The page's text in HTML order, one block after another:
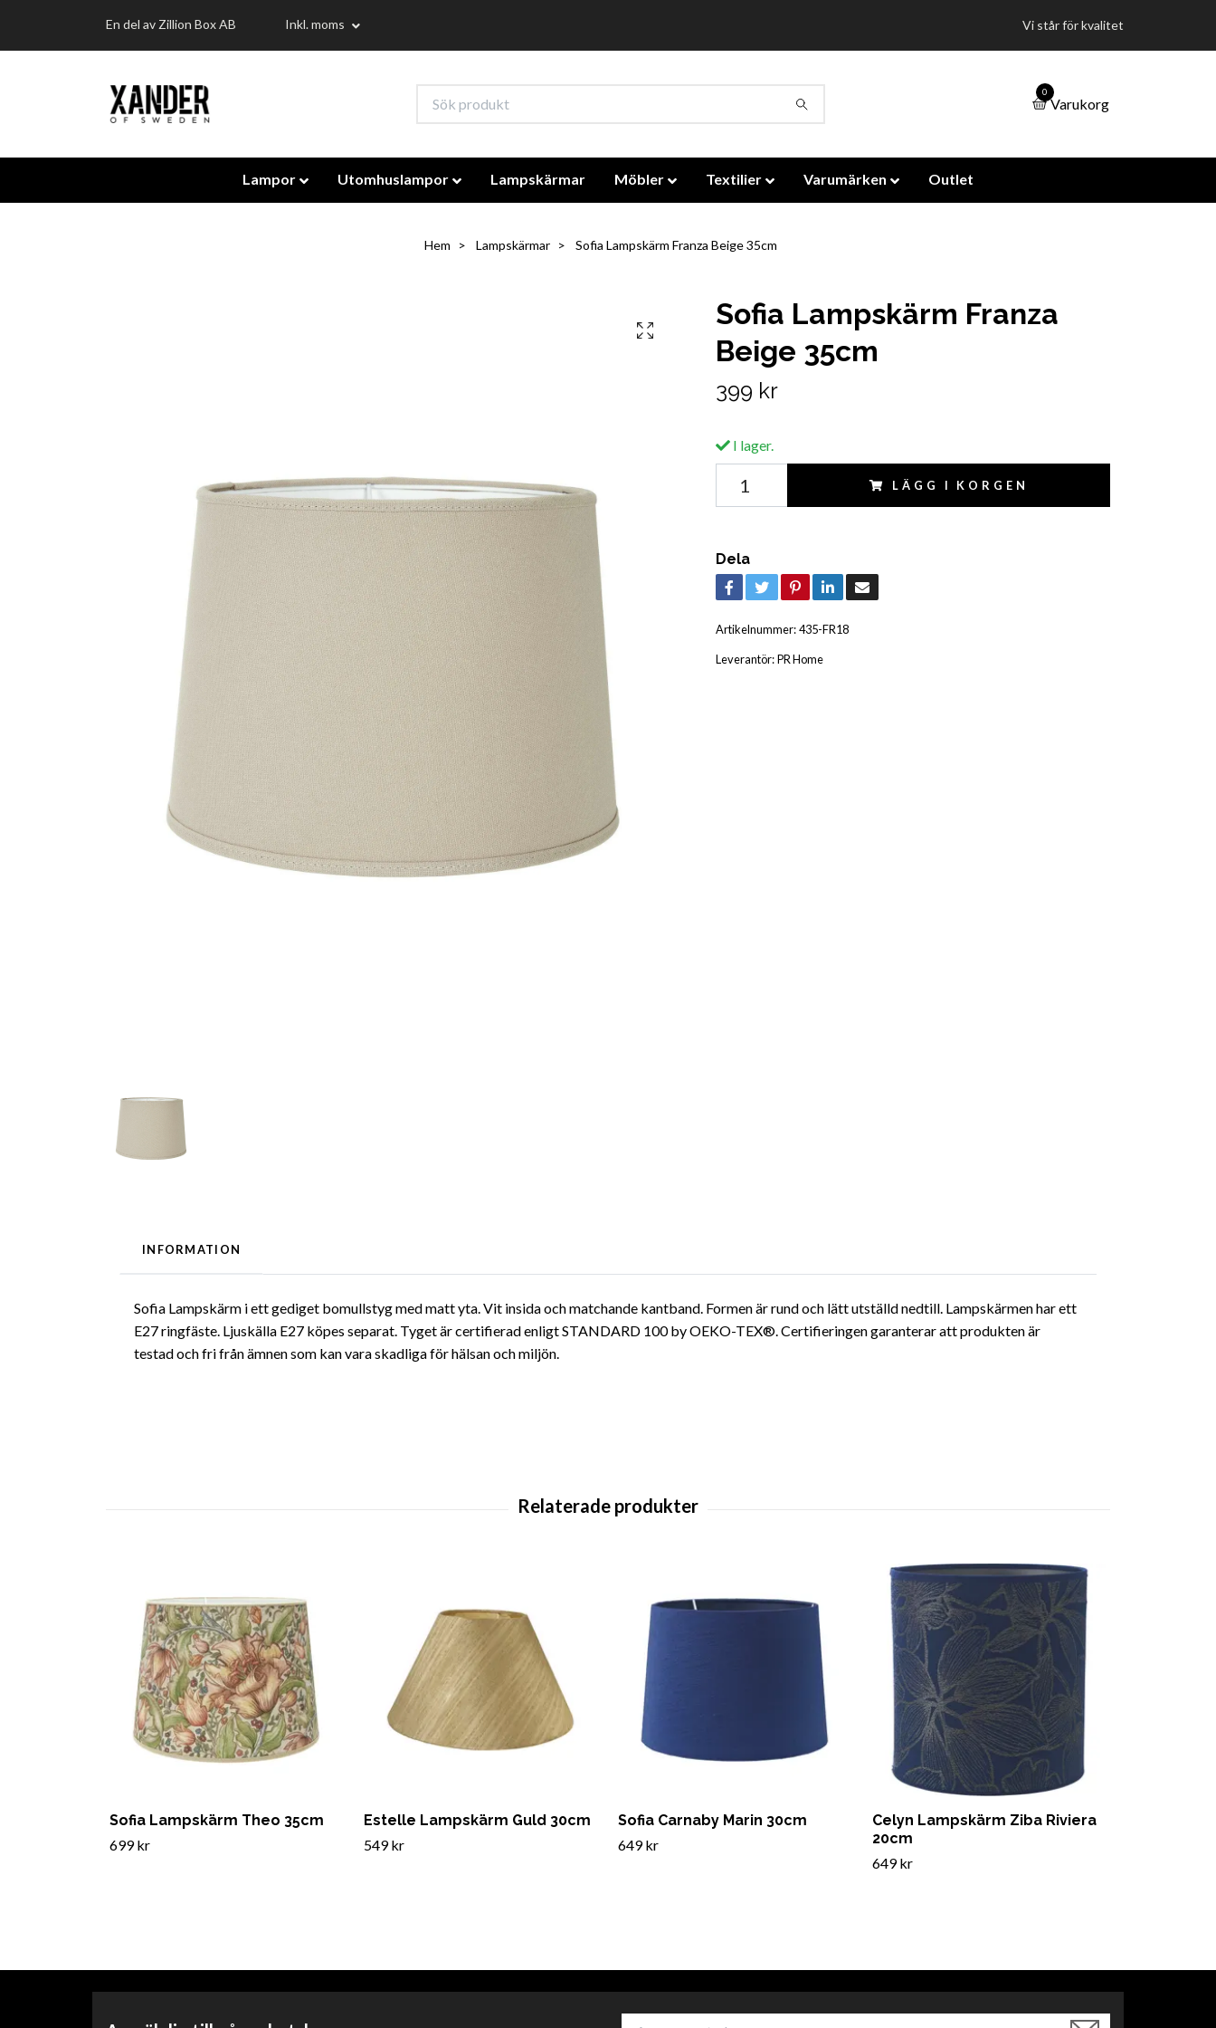
En del av Zillion Box AB Inkl. moms Vi står för kvalitet
0
Varukorg
Lampor Utomhuslampor Lampskärmar Möbler Textilier Varumärken Outlet
Hem Lampskärmar Sofia Lampskärm Franza Beige 35cm
Sofia Lampskärm Franza
Beige 35cm
399 kr
I lager.
LÄGG I KORGEN
Dela
Artikelnummer:435-FR18
Leverantör:PR Home
INFORMATION
Sofia Lampskärm i ett gediget bomullstyg med matt yta. Vit insida och matchande kantband. Formen är rund och lätt utställd nedtill. Lampskärmen har ett
E27 ringfäste. Ljuskälla E27 köpes separat. Tyget är certifierad enligt STANDARD 100 by OEKO-TEX®. Certifieringen garanterar att produkten är
testad och fri från ämnen som kan vara skadliga för hälsan och miljön.
Sofia Lampskärm Theo 35cm
699 kr
Estelle Lampskärm Guld 30cm
549 kr
Sofia Carnaby Marin 30cm
649 kr
Celyn Lampskärm Ziba Riviera
20cm
649 kr